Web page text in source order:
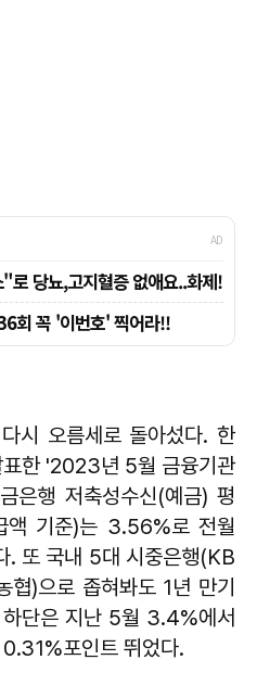
시 오름세로 돌아섰다. 한
한 '2023년 5월 금융기관
은행 저축성수신(예금) 평
액 기준)는 3.56%로 전월
. 또 국내 5대 시중은행(KB
협)으로 좁혀봐도 1년 만기
단은 지난 5월 3.4%에서
포인트 뛰었다.